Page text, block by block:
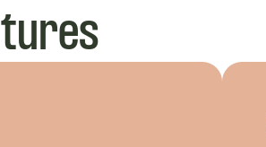
ben je?
kunnen we je bereiken?